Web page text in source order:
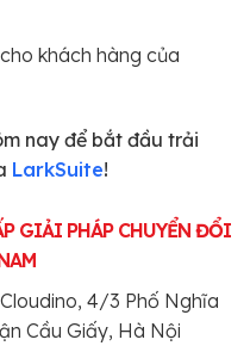
khách hàng của
nay để bắt đầu trải
LarkSuite!
GIẢI PHÁP CHUYỂN ĐỔI
4/3 Phố Nghĩa
Cầu Giấy, Hà Nội